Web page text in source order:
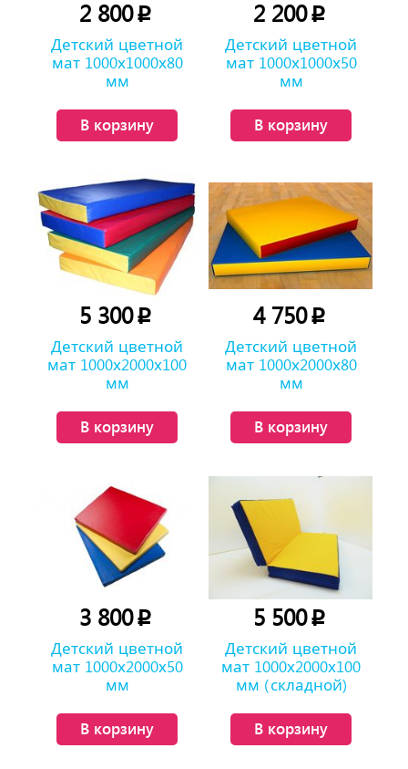
2 800p
Детский цветной
мат 1000х1000х80
мм
В корзину
2 200p
Детский цветной
мат 1000х1000х50
мм
В корзину
5 300p
Детский цветной
мат 1000х2000х100
мм
В корзину
4 750p
Детский цветной
мат 1000х2000х80
мм
В корзину
3 800p
Детский цветной
мат 1000х2000х50
мм
В корзину
5 500p
Детский цветной
мат 1000х2000х100
мм (складной)
В корзину